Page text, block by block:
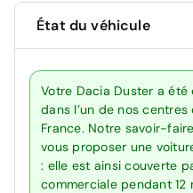
État du véhicule
Votre Dacia Duster a
dans l’un de nos
France. Notre savoir-
vous proposer une
: elle est ainsi couverte
commerciale pendant 12